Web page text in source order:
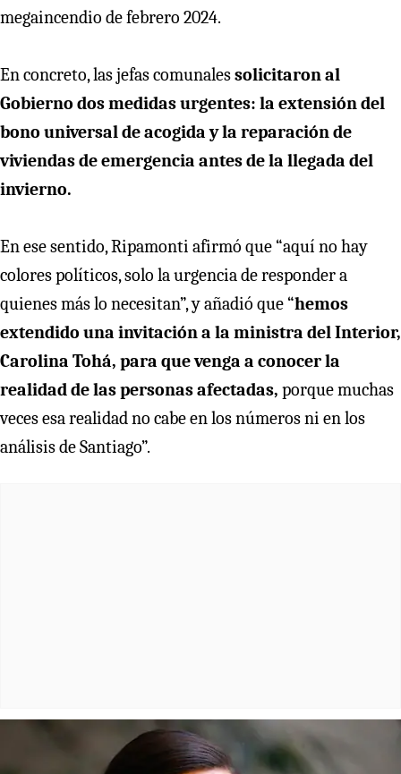
megaincendio de febrero 2024.
En concreto, las jefas comunalessolicitaron al
Gobierno dos medidas urgentes: la extensión del
bono universal de acogida y la reparación de
viviendas de emergencia antes de la llegada del
invierno.
En ese sentido, Ripamonti afirmó que “aquí no hay
colores políticos, solo la urgencia de responder a
quienes más lo necesitan”, y añadió que “hemos
extendido una invitación a la ministra del Interior,
Carolina Tohá, para que venga a conocer la
realidad de las personas afectadas, porque muchas
veces esa realidad no cabe en los números ni en los
análisis de Santiago”.